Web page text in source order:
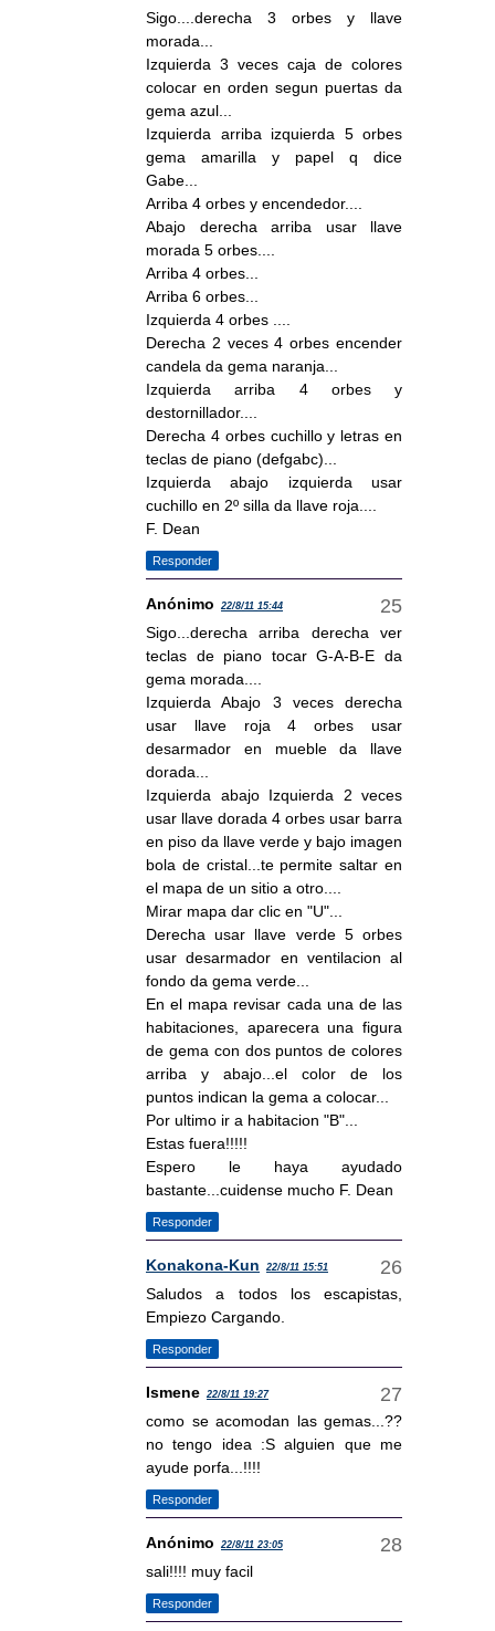
Sigo....derecha 3 orbes y llave
morada...
Izquierda 3 veces caja de colores
colocar en orden segun puertas da
gema azul...
Izquierda arriba izquierda 5 orbes
gema amarilla y papel q dice
Gabe...
Arriba 4 orbes y encendedor....
Abajo derecha arriba usar llave
morada 5 orbes....
Arriba 4 orbes...
Arriba 6 orbes...
Izquierda 4 orbes ....
Derecha 2 veces 4 orbes encender
candela da gema naranja...
Izquierda arriba 4 orbes y
destornillador....
Derecha 4 orbes cuchillo y letras en
teclas de piano (defgabc)...
Izquierda abajo izquierda usar
cuchillo en 2º silla da llave roja....
F. Dean
Responder
Anónimo 22/8/11 15:44
Sigo...derecha arriba derecha ver
teclas de piano tocar G-A-B-E da
gema morada....
Izquierda Abajo 3 veces derecha
usar llave roja 4 orbes usar
desarmador en mueble da llave
dorada...
Izquierda abajo Izquierda 2 veces
usar llave dorada 4 orbes usar barra
en piso da llave verde y bajo imagen
bola de cristal...te permite saltar en
el mapa de un sitio a otro....
Mirar mapa dar clic en "U"...
Derecha usar llave verde 5 orbes
usar desarmador en ventilacion al
fondo da gema verde...
En el mapa revisar cada una de las
habitaciones, aparecera una figura
de gema con dos puntos de colores
arriba y abajo...el color de los
puntos indican la gema a colocar...
Por ultimo ir a habitacion "B"...
Estas fuera!!!!!
Espero le haya ayudado
bastante...cuidense mucho F. Dean
Responder
Konakona-Kun 22/8/11 15:51
Saludos a todos los escapistas,
Empiezo Cargando.
Responder
Ismene 22/8/11 19:27
como se acomodan las gemas...??
no tengo idea :S alguien que me
ayude porfa...!!!!
Responder
Anónimo 22/8/11 23:05
sali!!!! muy facil
Responder